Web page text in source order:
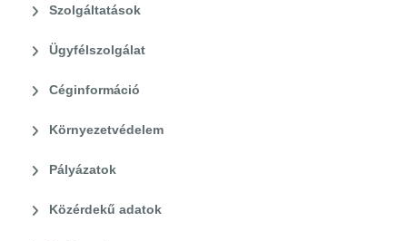
Szolgáltatások
Ügyfélszolgálat
Céginformáció
Környezetvédelem
Pályázatok
Közérdekű adatok